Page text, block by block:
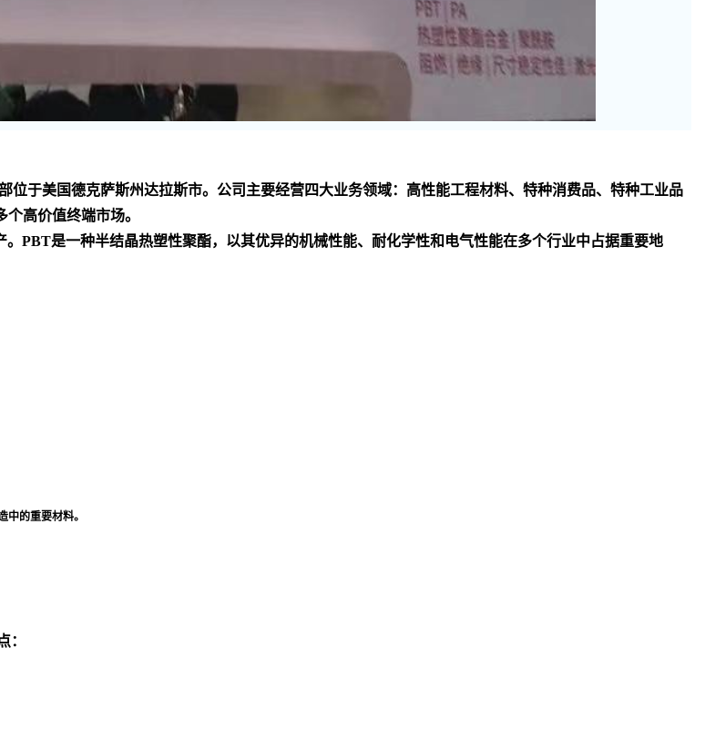
位于美国德克萨斯州达拉斯市。公司主要经营四大业务领域：高性能工程材料、特种消费品、特种工业品
个高价值终端市场。
PBT是一种半结晶热塑性聚酯，以其优异的机械性能、耐化学性和电气性能在多个行业中占据重要地
中的重要材料。
：